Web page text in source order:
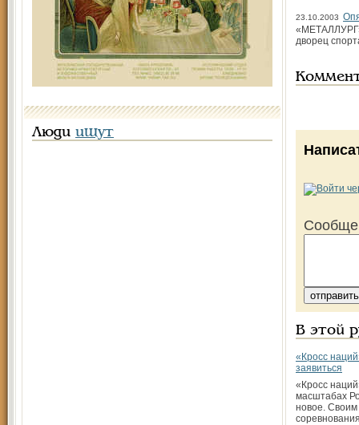
Люди ищут
23.10.2003
дворец
В этой
«Кросс
заявиться
«Кросс
масштабах
новое.